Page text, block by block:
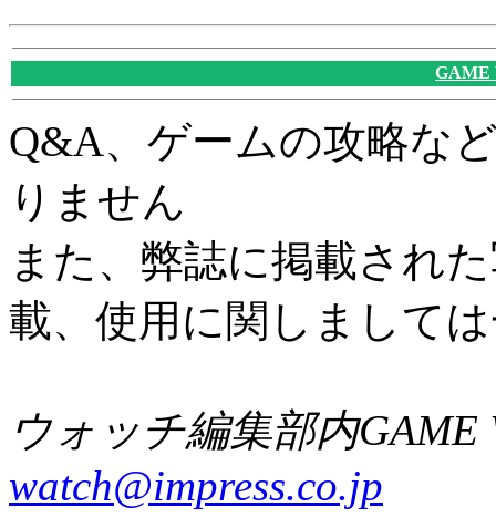
GAME
Q&A、ゲームの攻略な
りません
また、弊誌に掲載され
載、使用に関しまして
ウォッチ編集部内GAME
watch@impress.co.jp